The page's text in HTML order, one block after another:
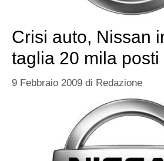
Crisi auto, Nissan
taglia 20 mila
9 Febbraio 2009 di Redazione